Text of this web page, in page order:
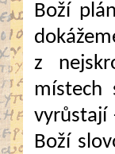
Boží
z
místech
vyrůstají
Boží